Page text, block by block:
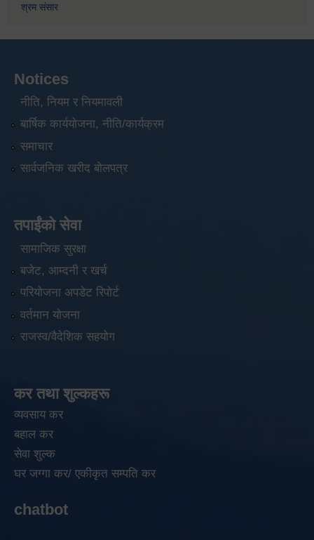
श्रम संसार
Notices
नीति, नियम र नियमावली
बार्षिक कार्ययोजना, नीति/कार्यक्रम
समाचार
सार्वजनिक खरीद बोलपत्र
तपाईंको सेवा
सामाजिक सुरक्षा
बजेट, आम्दनी र खर्च
परियोजना अपडेट रिपोर्ट
वर्तमान योजना
राजस्व/वैदेशिक सहयोग
कर तथा शुल्कहरू
व्यवसाय कर
बहाल कर
सेवा शुल्क
घर जग्गा कर/ एकीकृत सम्पति कर
chatbot